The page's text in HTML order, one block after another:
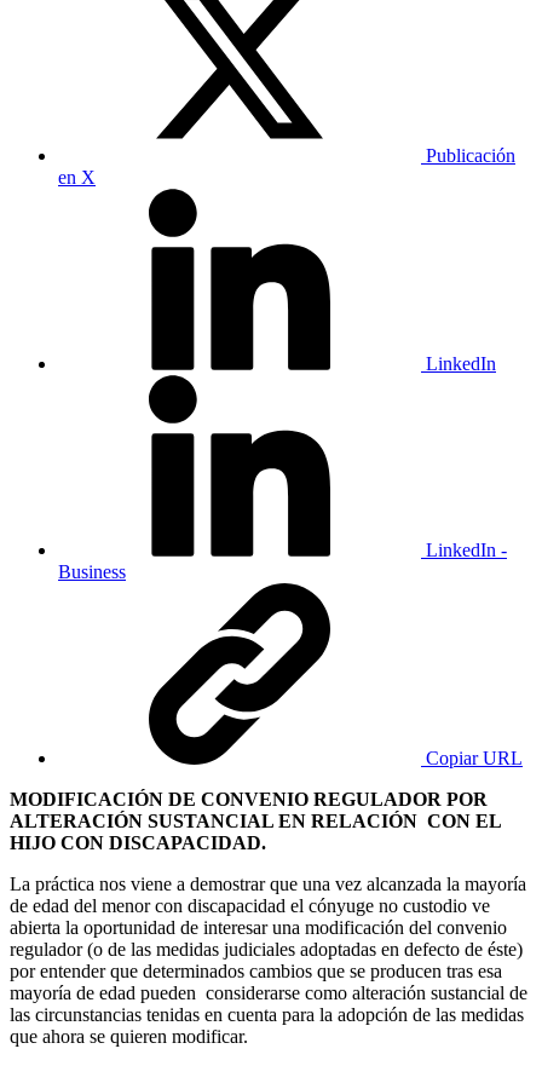
Publicación
en X
LinkedIn
LinkedIn -
Business
Copiar URL
MODIFICACIÓN DE CONVENIO REGULADOR POR
ALTERACIÓN SUSTANCIAL EN RELACIÓN CON EL
HIJO CON DISCAPACIDAD.
La práctica nos viene a demostrar que una vez alcanzada la mayoría
de edad del menor con discapacidad el cónyuge no custodio ve
abierta la oportunidad de interesar una modificación del convenio
regulador (o de las medidas judiciales adoptadas en defecto de éste)
por entender que determinados cambios que se producen tras esa
mayoría de edad pueden considerarse como alteración sustancial de
las circunstancias tenidas en cuenta para la adopción de las medidas
que ahora se quieren modificar.